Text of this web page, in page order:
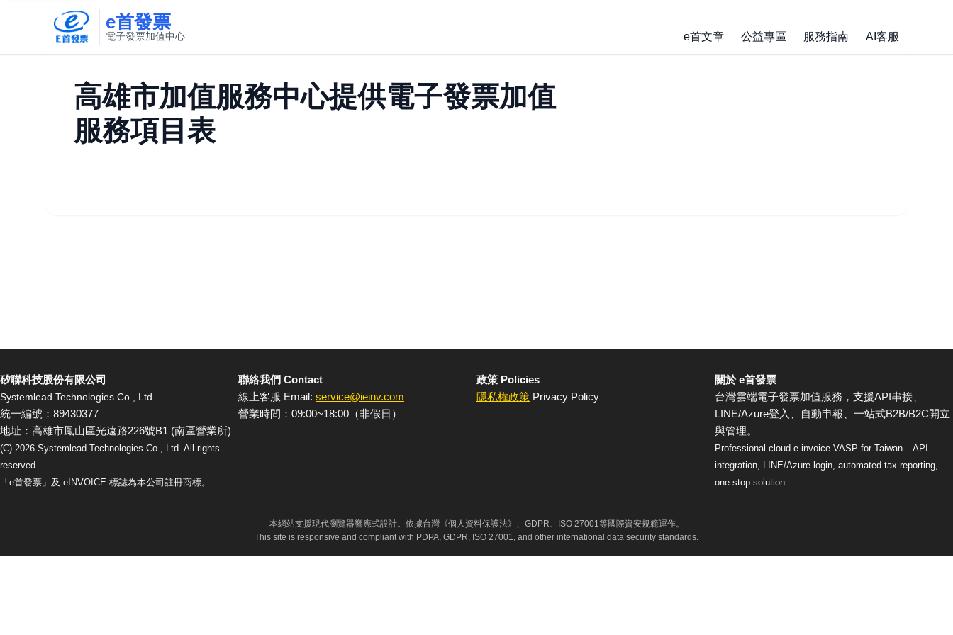
e首發票
電子發票加值中心 e首文章 公益專區 服務指南 AI客服
高雄市加值服務中心提供電子發票加值
服務項目表
矽聯科技股份有限公司
Systemlead Technologies Co., Ltd.
統一編號：89430377
地址：高雄市鳳山區光遠路226號B1 (南區營業所)
(C) 2026 Systemlead Technologies Co., Ltd. All rights
reserved.
「e首發票」及 eINVOICE 標誌為本公司註冊商標。
聯絡我們 Contact
線上客服 Email: service@ieinv.com
營業時間：09:00~18:00（非假日）
政策 Policies
隱私權政策 Privacy Policy
關於 e首發票
台灣雲端電子發票加值服務，支援API串接、
LINE/Azure登入、自動申報、一站式B2B/B2C開立
與管理。
Professional cloud e-invoice VASP for Taiwan – API
integration, LINE/Azure login, automated tax reporting,
one-stop solution.
本網站支援現代瀏覽器響應式設計。依據台灣《個人資料保護法》、GDPR、ISO 27001等國際資安規範運作。
This site is responsive and compliant with PDPA, GDPR, ISO 27001, and other international data security standards.